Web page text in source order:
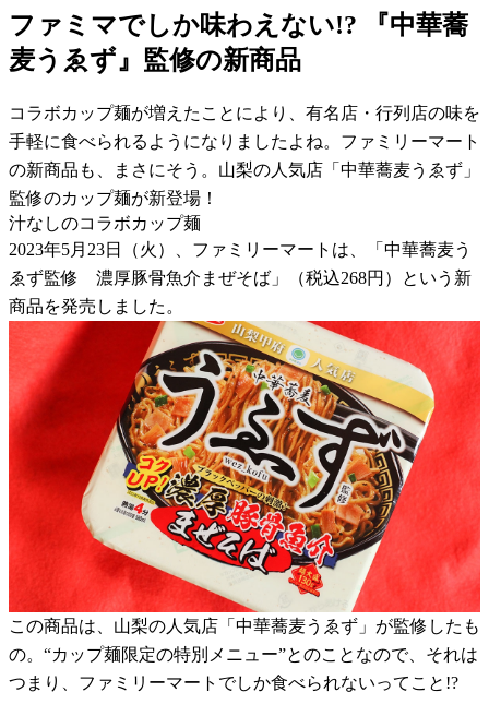
ファミマでしか味わえない!? 『中華蕎
麦うゑず』監修の新商品
コラボカップ麺が増えたことにより、有名店・行列店の味を
手軽に食べられるようになりましたよね。ファミリーマート
の新商品も、まさにそう。山梨の人気店「中華蕎麦うゑず」
監修のカップ麺が新登場！
汁なしのコラボカップ麺
2023年5月23日（火）、ファミリーマートは、「中華蕎麦う
ゑず監修 濃厚豚骨魚介まぜそば」（税込268円）という新
商品を発売しました。
この商品は、山梨の人気店「中華蕎麦うゑず」が監修したも
の。“カップ麺限定の特別メニュー”とのことなので、それは
つまり、ファミリーマートでしか食べられないってこと!?